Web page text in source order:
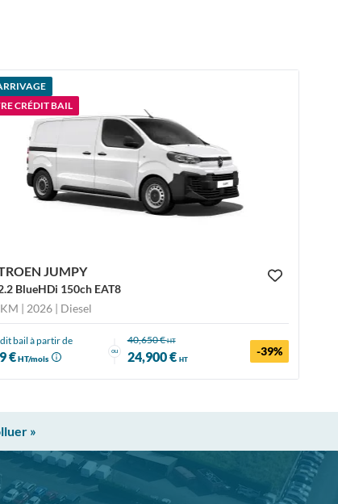
CRÉDIT BAIL
JUMPY
BlueHDi 150ch EAT8
| 2026 | Diesel
bail à partir de
€HT/mois
ou
40,650 €HT
24,900 € HT
-39%
»